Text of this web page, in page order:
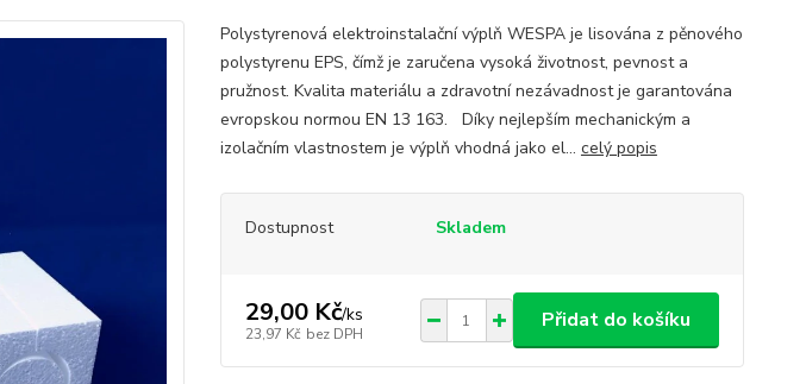
Polystyrenová elektroinstalační výplň WESPA je lisována z pěnového
polystyrenu EPS, čímž je zaručena vysoká životnost, pevnost a
pružnost. Kvalita materiálu a zdravotní nezávadnost je garantována
evropskou normou EN 13 163. Díky nejlepším mechanickým a
izolačním vlastnostem je výplň vhodná jako el... celý popis
Dostupnost Skladem
29,00 Kč/ks
23,97 Kč bez DPH
Přidat do košíku